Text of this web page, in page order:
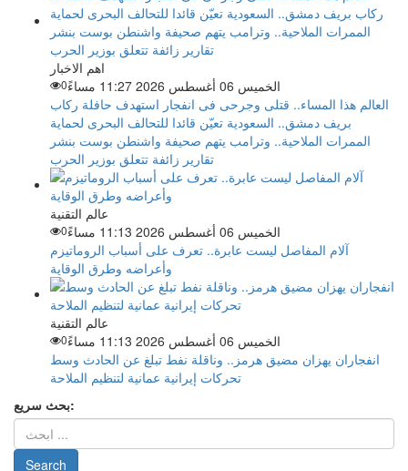
اهم الاخبار
الخميس 06 أغسطس 2026 11:27 مساءً
0
العالم هذا المساء.. قتلى وجرحى فى انفجار استهدف حافلة ركاب
بريف دمشق.. السعودية تعيّن قائدا للتحالف البحرى لحماية
الممرات الملاحية.. وترامب يتهم صحيفة واشنطن بوست بنشر
تقارير زائفة تتعلق بوزير الحرب
عالم التقنية
الخميس 06 أغسطس 2026 11:13 مساءً
0
آلام المفاصل ليست عابرة.. تعرف على أسباب الروماتيزم
وأعراضه وطرق الوقاية
عالم التقنية
الخميس 06 أغسطس 2026 11:13 مساءً
0
انفجاران يهزان مضيق هرمز.. وناقلة نفط تبلغ عن الحادث وسط
تحركات إيرانية عمانية لتنظيم الملاحة
بحث سريع: